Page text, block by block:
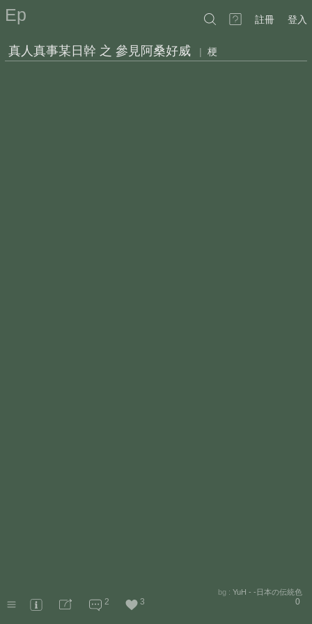
Ep 註冊 登入
真人真事某日幹 之 參見阿桑好威 | 梗
bg : YuH - -日本の伝統色
2 3 0